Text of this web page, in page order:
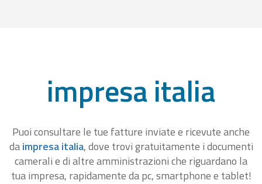
impresa italia
Puoi consultare le tue fatture inviate e ricevute anche
daimpresa italia, dove trovi gratuitamente i documenti
camerali e di altre amministrazioni che riguardano la
tua impresa, rapidamente da pc, smartphone e tablet!